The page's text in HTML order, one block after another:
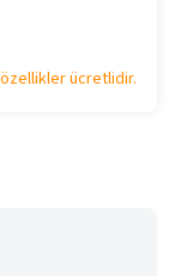
ücretlidir.